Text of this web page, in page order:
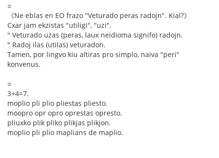
○
《Ne eblas en EO frazo "Veturado peras radojn". Kial?》
Cxar jam ekzistas "utiligi", "uzi".
" Veturado uzas (peras, laux neidioma signifo) radojn.
" Radoj ilas (utilas) veturadon.
Tamen, por lingvo kiu altiras pro simplo, naiva "peri"
konvenus.
○
3+4=7.
moplio pli plio pliestas pliesto.
moopro opr opro oprestas opresto.
pliuxko plik pliko plikjas plikjon.
moplio pli plio maplians de maplio.